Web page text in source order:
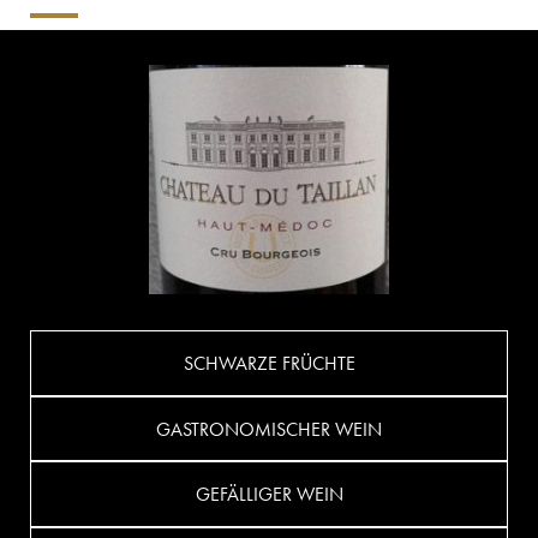
SCHWARZE FRÜCHTE
GASTRONOMISCHER WEIN
GEFÄLLIGER WEIN